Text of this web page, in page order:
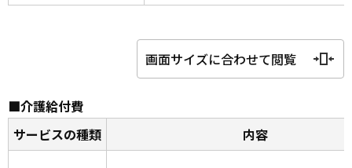
画面サイズに合わせて閲覧
■介護給付費
サービスの種類
内容